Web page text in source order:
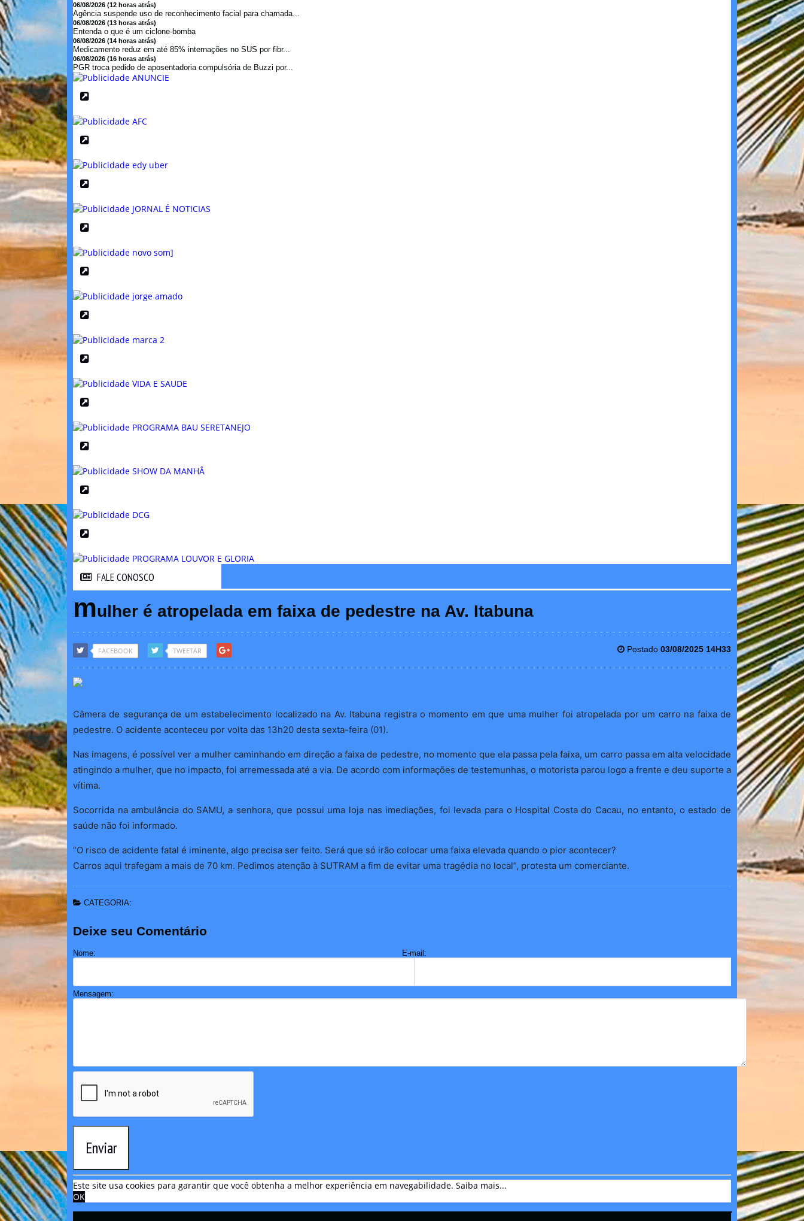
06/08/2026 (12 horas atrás)
Agência suspende uso de reconhecimento facial para chamada...
06/08/2026 (13 horas atrás)
Entenda o que é um ciclone-bomba
06/08/2026 (14 horas atrás)
Medicamento reduz em até 85% internações no SUS por fibr...
06/08/2026 (16 horas atrás)
PGR troca pedido de aposentadoria compulsória de Buzzi por...
FALE CONOSCO
mulher é atropelada em faixa de pedestre na Av. Itabuna
FACEBOOK TWEETAR Postado 03/08/2025 14H33
Câmera de segurança de um estabelecimento localizado na Av. Itabuna registra o momento em que uma mulher foi atropelada por um carro na faixa de
pedestre. O acidente aconteceu por volta das 13h20 desta sexta-feira (01).
Nas imagens, é possível ver a mulher caminhando em direção a faixa de pedestre, no momento que ela passa pela faixa, um carro passa em alta velocidade
atingindo a mulher, que no impacto, foi arremessada até a via. De acordo com informações de testemunhas, o motorista parou logo a frente e deu suporte a
vítima.
Socorrida na ambulância do SAMU, a senhora, que possui uma loja nas imediações, foi levada para o Hospital Costa do Cacau, no entanto, o estado de
saúde não foi informado.
“O risco de acidente fatal é iminente, algo precisa ser feito. Será que só irão colocar uma faixa elevada quando o pior acontecer?
Carros aqui trafegam a mais de 70 km. Pedimos atenção à SUTRAM a fim de evitar uma tragédia no local”, protesta um comerciante.
CATEGORIA:
Deixe seu Comentário
Nome: E-mail:
Mensagem:
Enviar
Este site usa cookies para garantir que você obtenha a melhor experiência em navegabilidade. Saiba mais...
OK